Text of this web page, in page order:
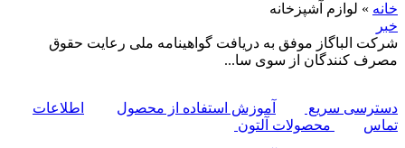
خانه » لوازم آشپزخانه
خبر
شرکت الباگاز موفق به دریافت گواهینامه ملی رعایت حقوق
مصرف کنندگان از سوی سا...
دسترسی سریع آموزش استفاده از محصول
اطلاعات
تماس
محصولات آلتون